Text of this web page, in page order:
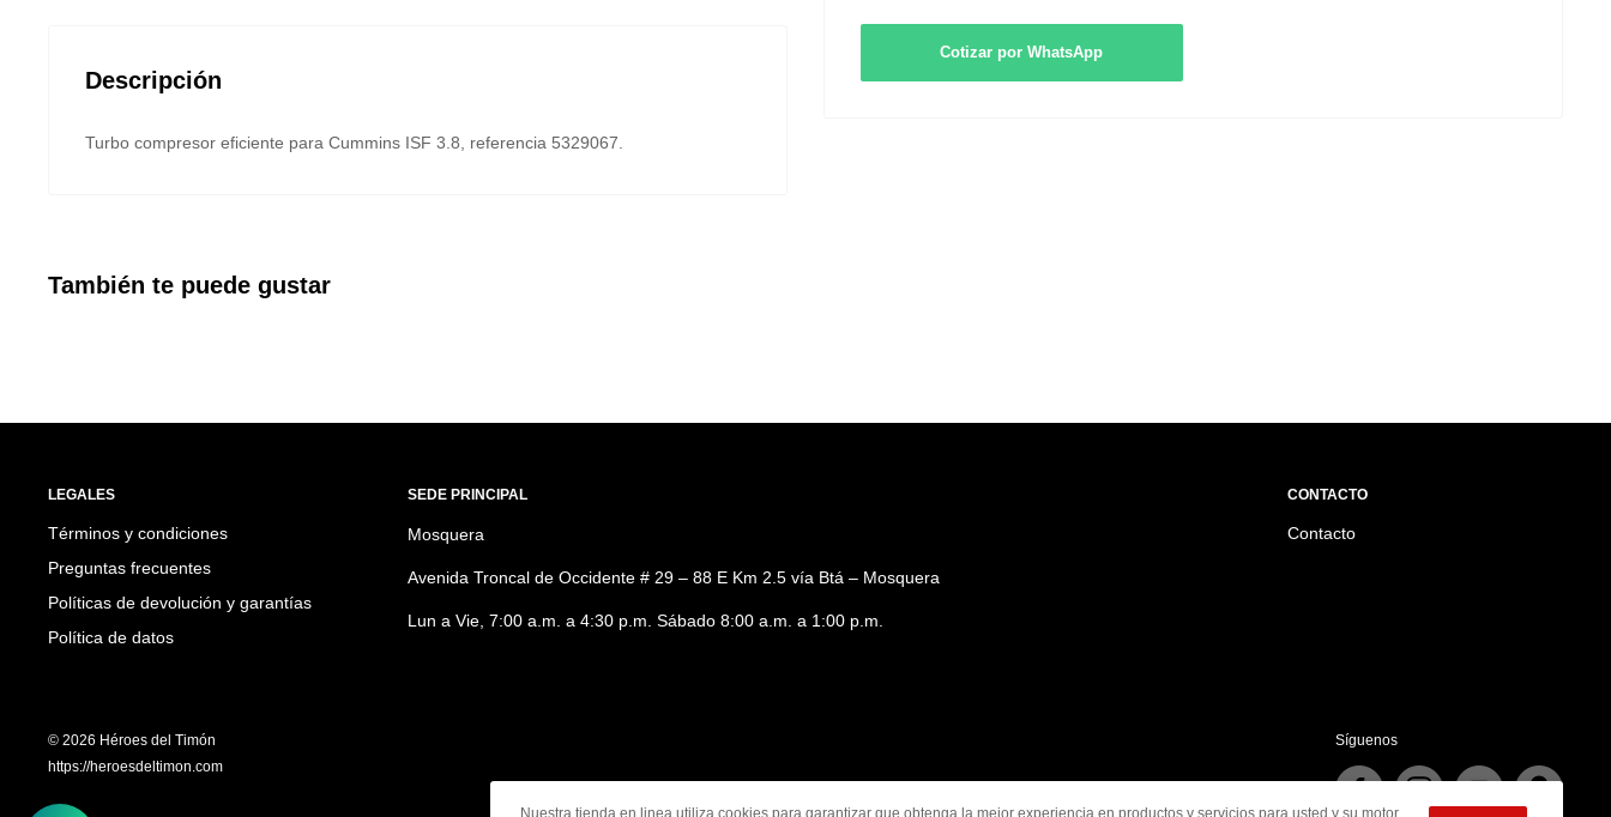
Cotizar por WhatsApp
Descripción
Turbo compresor eficiente para Cummins ISF 3.8, referencia 5329067.
También te puede gustar
LEGALES
Términos y condiciones
Preguntas frecuentes
Políticas de devolución y garantías
Política de datos
SEDE PRINCIPAL
Mosquera
Avenida Troncal de Occidente # 29 – 88 E Km 2.5 vía Btá – Mosquera
Lun a Vie, 7:00 a.m. a 4:30 p.m. Sábado 8:00 a.m. a 1:00 p.m.
CONTACTO
Contacto
© 2026 Héroes del Timón
https://heroesdeltimon.com
Síguenos
Nuestra tienda en linea utiliza cookies para garantizar que obtenga la mejor experiencia en productos y servicios para usted y su motor